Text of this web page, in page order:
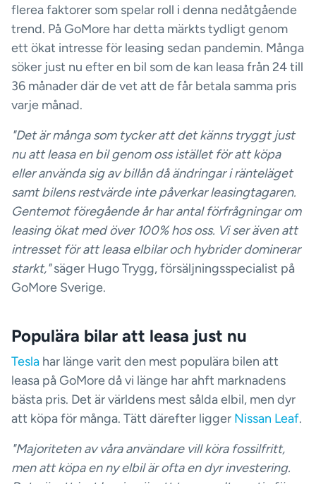
flerea faktorer som spelar roll i denna nedåtgående
trend. På GoMore har detta märkts tydligt genom
ett ökat intresse för leasing sedan pandemin. Många
söker just nu efter en bil som de kan leasa från 24 till
36 månader där de vet att de får betala samma pris
varje månad.
"Det är många som tycker att det känns tryggt just
nu att leasa en bil genom oss istället för att köpa
eller använda sig av billån då ändringar i ränteläget
samt bilens restvärde inte påverkar leasingtagaren.
Gentemot föregående år har antal förfrågningar om
leasing ökat med över 100% hos oss. Vi ser även att
intresset för att leasa elbilar och hybrider dominerar
starkt,"säger Hugo Trygg, försäljningsspecialist på
GoMore Sverige.
Populära bilar att leasa just nu
Tesla har länge varit den mest populära bilen att
leasa på GoMore då vi länge har ahft marknadens
bästa pris. Det är världens mest sålda elbil, men dyr
att köpa för många. Tätt därefter ligger Nissan Leaf.
"Majoriteten av våra användare vill köra fossilfritt,
men att köpa en ny elbil är ofta en dyr investering.